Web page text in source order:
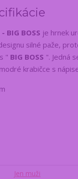
BIG BOSS je hrnek
silné paže,
" BIG BOSS ". Jedná
krabičce s
Jen muži